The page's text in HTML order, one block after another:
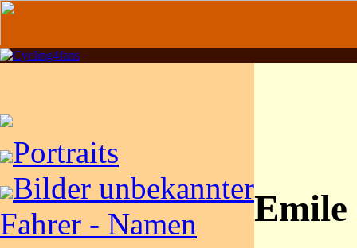
Portraits
Bilder unbekannter
Fahrer - Namen
Emile